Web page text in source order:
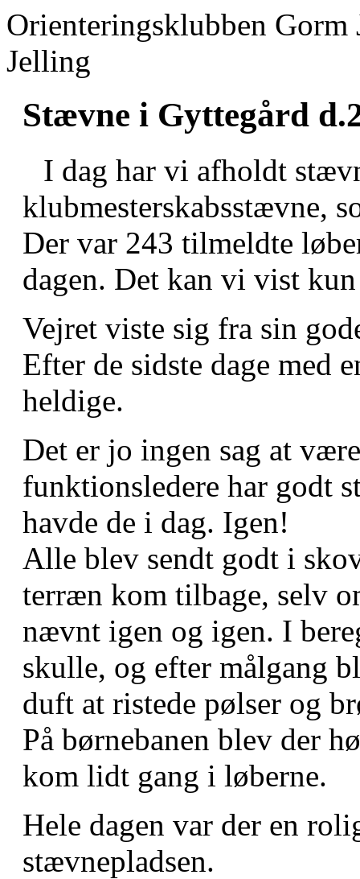
Orienteringsklubben
Jelling
Stævne i Gyttegård
I dag har vi afholdt
klubmesterskabsstævne,
Der var 243 tilmeldte
dagen. Det kan vi vist
Vejret viste sig fra sin
Efter de sidste dage med
heldige.
Det er jo ingen sag at
funktionsledere har godt
havde de i dag. Igen!
Alle blev sendt godt i
terræn kom tilbage, selv
nævnt igen og igen. I
skulle, og efter målgang
duft at ristede pølser og
På børnebanen blev der
kom lidt gang i løberne.
Hele dagen var der en
stævnepladsen.